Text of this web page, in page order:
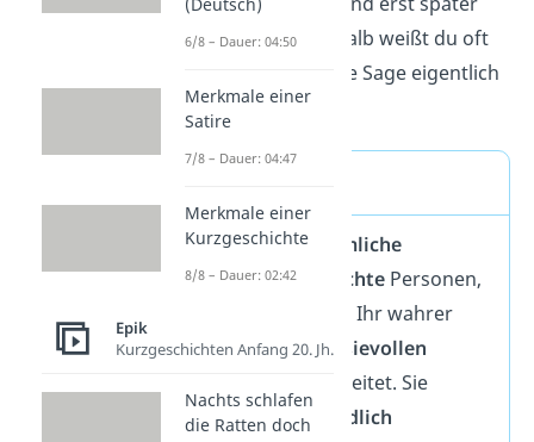
aufgeschrieben. Deshalb weißt du oft
gar nicht, wer sich eine Sage eigentlich
ausgedacht hat.
Sagen sindvolkstümliche
Erzählungen über
echte Personen,
Orte und Ereignisse. Ihr wahrer
Kern wird mitfantasievollen
Elementen aufgearbeitet. Sie
wurden frühermündlich
6/8 – Dauer: 04:50
Merkmale einer
Satire
7/8 – Dauer: 04:47
Merkmale einer
Kurzgeschichte
8/8 – Dauer: 02:42
Epik
Kurzgeschichten Anfang 20. Jh.
Nachts schlafen
die Ratten doch